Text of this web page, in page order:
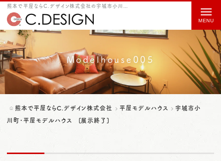
熊本で平屋ならC.デザイン株式会社の宇城市小川町･平屋モデルハウス [展示終了]をご紹介
Modelhouse005
熊本で平屋ならC.デザイン株式会社 平屋モデルハウス
宇城市小
川町･平屋モデルハウス [展示終了]
t
o
g
g
l
e